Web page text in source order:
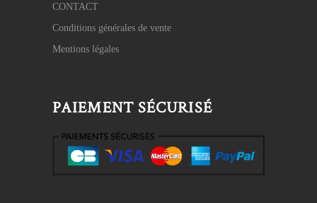
CONTACT
Conditions générales de vente
Mentions légales
PAIEMENT SÉCURISÉ